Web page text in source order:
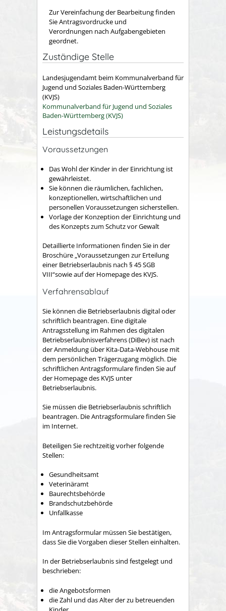
Zur Vereinfachung der Bearbeitung finden
Sie Antragsvordrucke und
Verordnungen nach Aufgabengebieten
geordnet.
Zuständige Stelle
Landesjugendamt beim Kommunalverband für
Jugend und Soziales Baden-Württemberg
(KVJS)
Kommunalverband für Jugend und Soziales
Baden-Württemberg (KVJS)
Leistungsdetails
Voraussetzungen
Das Wohl der Kinder in der Einrichtung ist
gewährleistet.
Sie können die räumlichen, fachlichen,
konzeptionellen, wirtschaftlichen und
personellen Voraussetzungen sicherstellen.
Vorlage der Konzeption der Einrichtung und
des Konzepts zum Schutz vor Gewalt
Detaillierte Informationen finden Sie in der
Broschüre „Voraussetzungen zur Erteilung
einer Betriebserlaubnis nach § 45 SGB
VIII“sowie auf der Homepage des KVJS.
Verfahrensablauf
Sie können die Betriebserlaubnis digital oder
schriftlich beantragen. Eine digitale
Antragsstellung im Rahmen des digitalen
Betriebserlaubnisverfahrens (DiBev) ist nach
der Anmeldung über Kita-Data-Webhouse mit
dem persönlichen Trägerzugang möglich. Die
schriftlichen Antragsformulare finden Sie auf
der Homepage des KVJS unter
Betriebserlaubnis.
Sie müssen die Betriebserlaubnis schriftlich
beantragen. Die Antragsformulare finden Sie
im Internet.
Beteiligen Sie rechtzeitig vorher folgende
Stellen:
Gesundheitsamt
Veterinäramt
Baurechtsbehörde
Brandschutzbehörde
Unfallkasse
Im Antragsformular müssen Sie bestätigen,
dass Sie die Vorgaben dieser Stellen einhalten.
In der Betriebserlaubnis sind festgelegt und
beschrieben:
die Angebotsformen
die Zahl und das Alter der zu betreuenden